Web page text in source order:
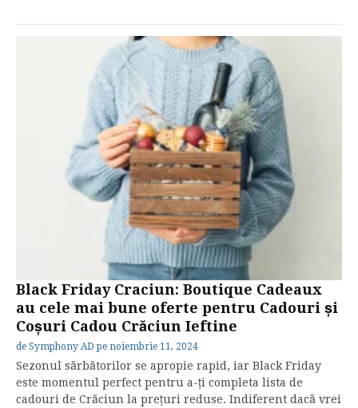
Black Friday Craciun: Boutique Cadeaux
au cele mai bune oferte pentru Cadouri și
Coșuri Cadou Crăciun Ieftine
de Symphony AD pe noiembrie 11, 2024
Sezonul sărbătorilor se apropie rapid, iar Black Friday
este momentul perfect pentru a-ți completa lista de
cadouri de Crăciun la prețuri reduse. Indiferent dacă vrei